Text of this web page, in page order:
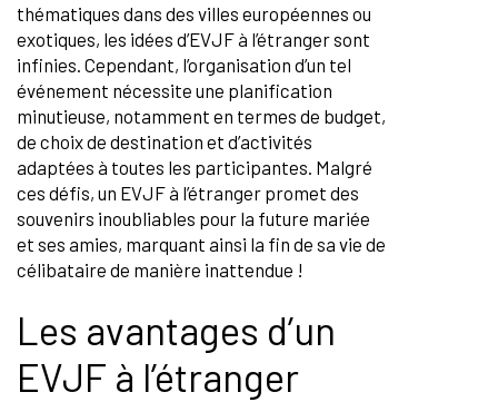
thématiques dans des villes européennes ou
exotiques, les idées d’EVJF à l’étranger sont
infinies. Cependant, l’organisation d’un tel
événement nécessite une planification
minutieuse, notamment en termes de budget,
de choix de destination et d’activités
adaptées à toutes les participantes. Malgré
ces défis, un EVJF à l’étranger promet des
souvenirs inoubliables pour la future mariée
et ses amies, marquant ainsi la fin de sa vie de
célibataire de manière inattendue !
Les avantages d’un
EVJF à l’étranger